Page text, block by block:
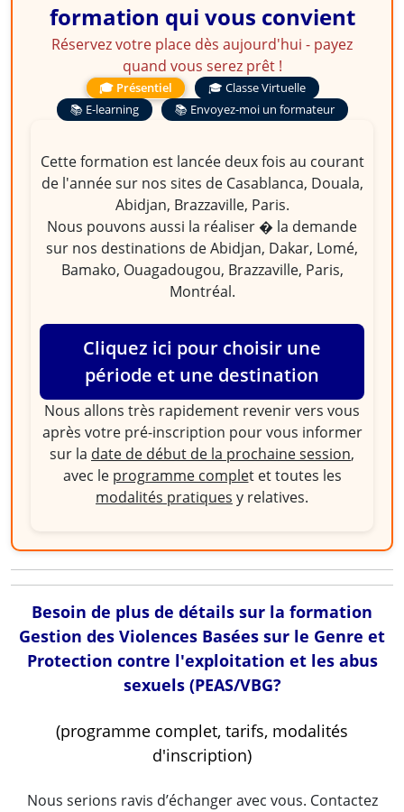
formation qui vous convient
Réservez votre place dès aujourd'hui - payez
quand vous serez prêt !
🎓 Présentiel
🎓 Classe Virtuelle
📚 E-learning
📚 Envoyez-moi un formateur
Cette formation est lancée deux fois au courant
de l'année sur nos sites de Casablanca, Douala,
Abidjan, Brazzaville, Paris.
Nous pouvons aussi la réaliser � la demande
sur nos destinations de Abidjan, Dakar, Lomé,
Bamako, Ouagadougou, Brazzaville, Paris,
Montréal.
Cliquez ici pour choisir une
période et une destination
Nous allons très rapidement revenir vers vous
après votre pré-inscription pour vous informer
sur la date de début de la prochaine session,
avec le programme complet et toutes les
modalités pratiques y relatives.
Besoin de plus de détails sur la formation
Gestion des Violences Basées sur le Genre et
Protection contre l'exploitation et les abus
sexuels (PEAS/VBG?
(programme complet, tarifs, modalités
d'inscription)
Nous serions ravis d’échanger avec vous. Contactez